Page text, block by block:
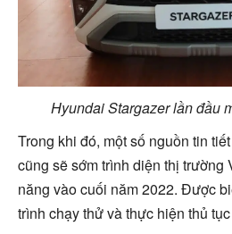
Hyundai Stargazer lần đầu
Trong khi đó, một số nguồn tin
cũng sẽ sớm trình diện thị trường
năng vào cuối năm 2022. Được
trình chạy thử và thực hiện thủ